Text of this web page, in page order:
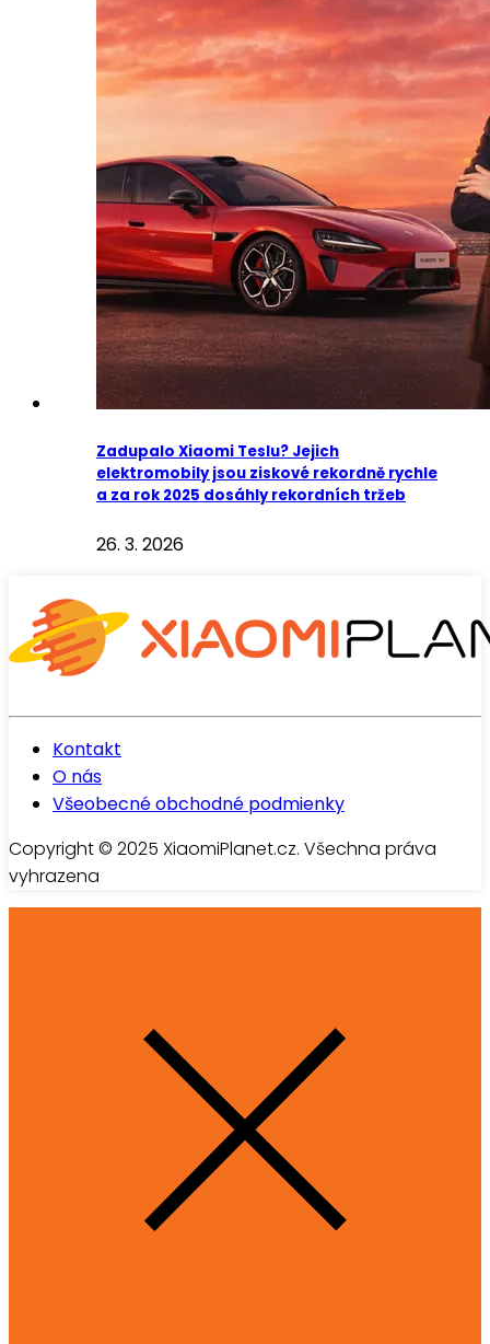
Zadupalo Xiaomi Teslu? Jejich
elektromobily jsou ziskové rekordně rychle
a za rok 2025 dosáhly rekordních tržeb
26. 3. 2026
Kontakt
O nás
Všeobecné obchodné podmienky
Copyright © 2025 XiaomiPlanet.cz. Všechna práva
vyhrazena